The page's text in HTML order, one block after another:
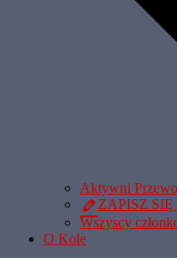
Aktywni
ZAPISZ
Wszyscy
O Kole